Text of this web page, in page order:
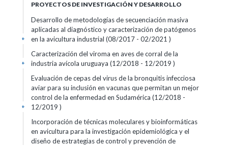
PROYECTOS DE INVESTIGACIÓN Y DESARROLLO
Desarrollo de metodologías de secuenciación masiva
aplicadas al diagnóstico y caracterización de patógenos
en la avicultura industrial (08/2017 - 02/2021 )
+
Caracterización del viroma en aves de corral de la
industria avícola uruguaya (12/2018 - 12/2019 )
+
Evaluación de cepas del virus de la bronquitis infecciosa
aviar para su inclusión en vacunas que permitan un mejor
control de la enfermedad en Sudamérica (12/2018 -
12/2019 )
+
Incorporación de técnicas moleculares y bioinformáticas
en avicultura para la investigación epidemiológica y el
diseño de estrategias de control y prevención de